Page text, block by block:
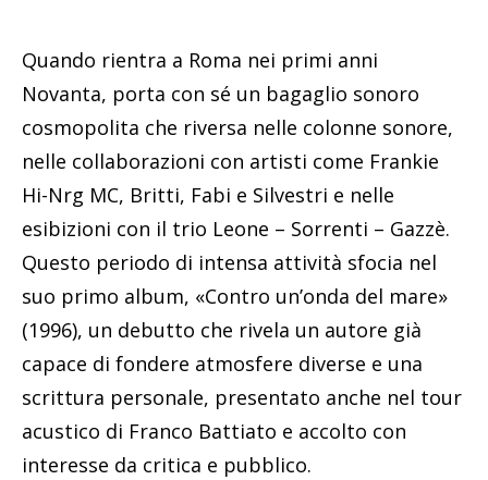
Quando rientra a Roma nei primi anni
Novanta, porta con sé un bagaglio sonoro
cosmopolita che riversa nelle colonne sonore,
nelle collaborazioni con artisti come Frankie
Hi-Nrg MC, Britti, Fabi e Silvestri e nelle
esibizioni con il trio Leone – Sorrenti – Gazzè.
Questo periodo di intensa attività sfocia nel
suo primo album, «Contro un’onda del mare»
(1996), un debutto che rivela un autore già
capace di fondere atmosfere diverse e una
scrittura personale, presentato anche nel tour
acustico di Franco Battiato e accolto con
interesse da critica e pubblico.